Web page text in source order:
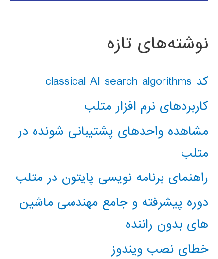
نوشته‌های تازه
کد classical AI search algorithms
کاربردهای نرم افزار متلب
مشاهده واحدهای پشتیبانی شونده در
متلب
راهنمای برنامه نویسی پایتون در متلب
دوره پیشرفته و جامع مهندسی ماشین
های بدون راننده
خطای نصب ویندوز